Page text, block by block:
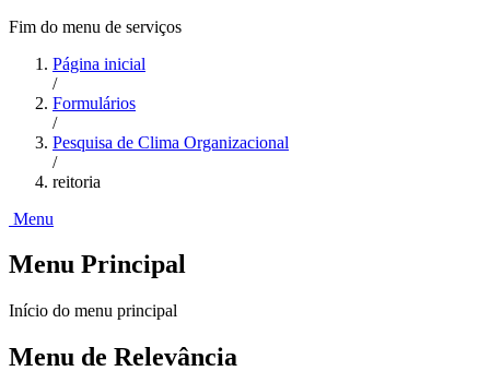
Fim do menu de serviços
Página inicial
/
Formulários
/
Pesquisa de Clima Organizacional
/
reitoria
Menu
Menu Principal
Início do menu principal
Menu de Relevância